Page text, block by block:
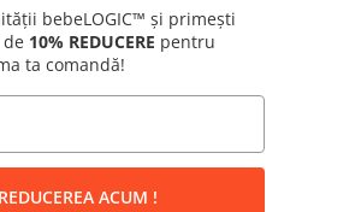
bebeLOGIC™ și primești
10% REDUCERE pentru
ta comandă!
ACUM !